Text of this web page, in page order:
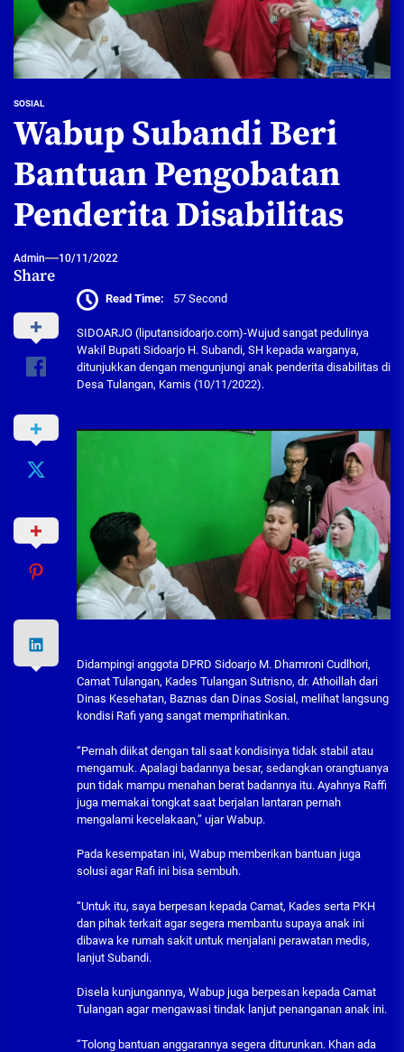
SOSIAL
Wabup Subandi Beri
Bantuan Pengobatan
Penderita Disabilitas
Admin 10/11/2022
Share
Read Time: 57 Second
SIDOARJO (liputansidoarjo.com)-Wujud sangat pedulinya
Wakil Bupati Sidoarjo H. Subandi, SH kepada warganya,
ditunjukkan dengan mengunjungi anak penderita disabilitas di
Desa Tulangan, Kamis (10/11/2022).
Didampingi anggota DPRD Sidoarjo M. Dhamroni Cudlhori,
Camat Tulangan, Kades Tulangan Sutrisno, dr. Athoillah dari
Dinas Kesehatan, Baznas dan Dinas Sosial, melihat langsung
kondisi Rafi yang sangat memprihatinkan.
“Pernah diikat dengan tali saat kondisinya tidak stabil atau
mengamuk. Apalagi badannya besar, sedangkan orangtuanya
pun tidak mampu menahan berat badannya itu. Ayahnya Raffi
juga memakai tongkat saat berjalan lantaran pernah
mengalami kecelakaan,” ujar Wabup.
Pada kesempatan ini, Wabup memberikan bantuan juga
solusi agar Rafi ini bisa sembuh.
“Untuk itu, saya berpesan kepada Camat, Kades serta PKH
dan pihak terkait agar segera membantu supaya anak ini
dibawa ke rumah sakit untuk menjalani perawatan medis,
lanjut Subandi.
Disela kunjungannya, Wabup juga berpesan kepada Camat
Tulangan agar mengawasi tindak lanjut penanganan anak ini.
“Tolong bantuan anggarannya segera diturunkan. Khan ada